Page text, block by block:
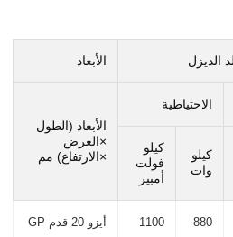
الديزل الأبعاد
الاحتياطية
الأبعاد (الطول
×العرض
×الارتفاع) مم
كيلو
وات
كيلو
فولت
أمبير
880
1100 أيزو 20 قدم GP